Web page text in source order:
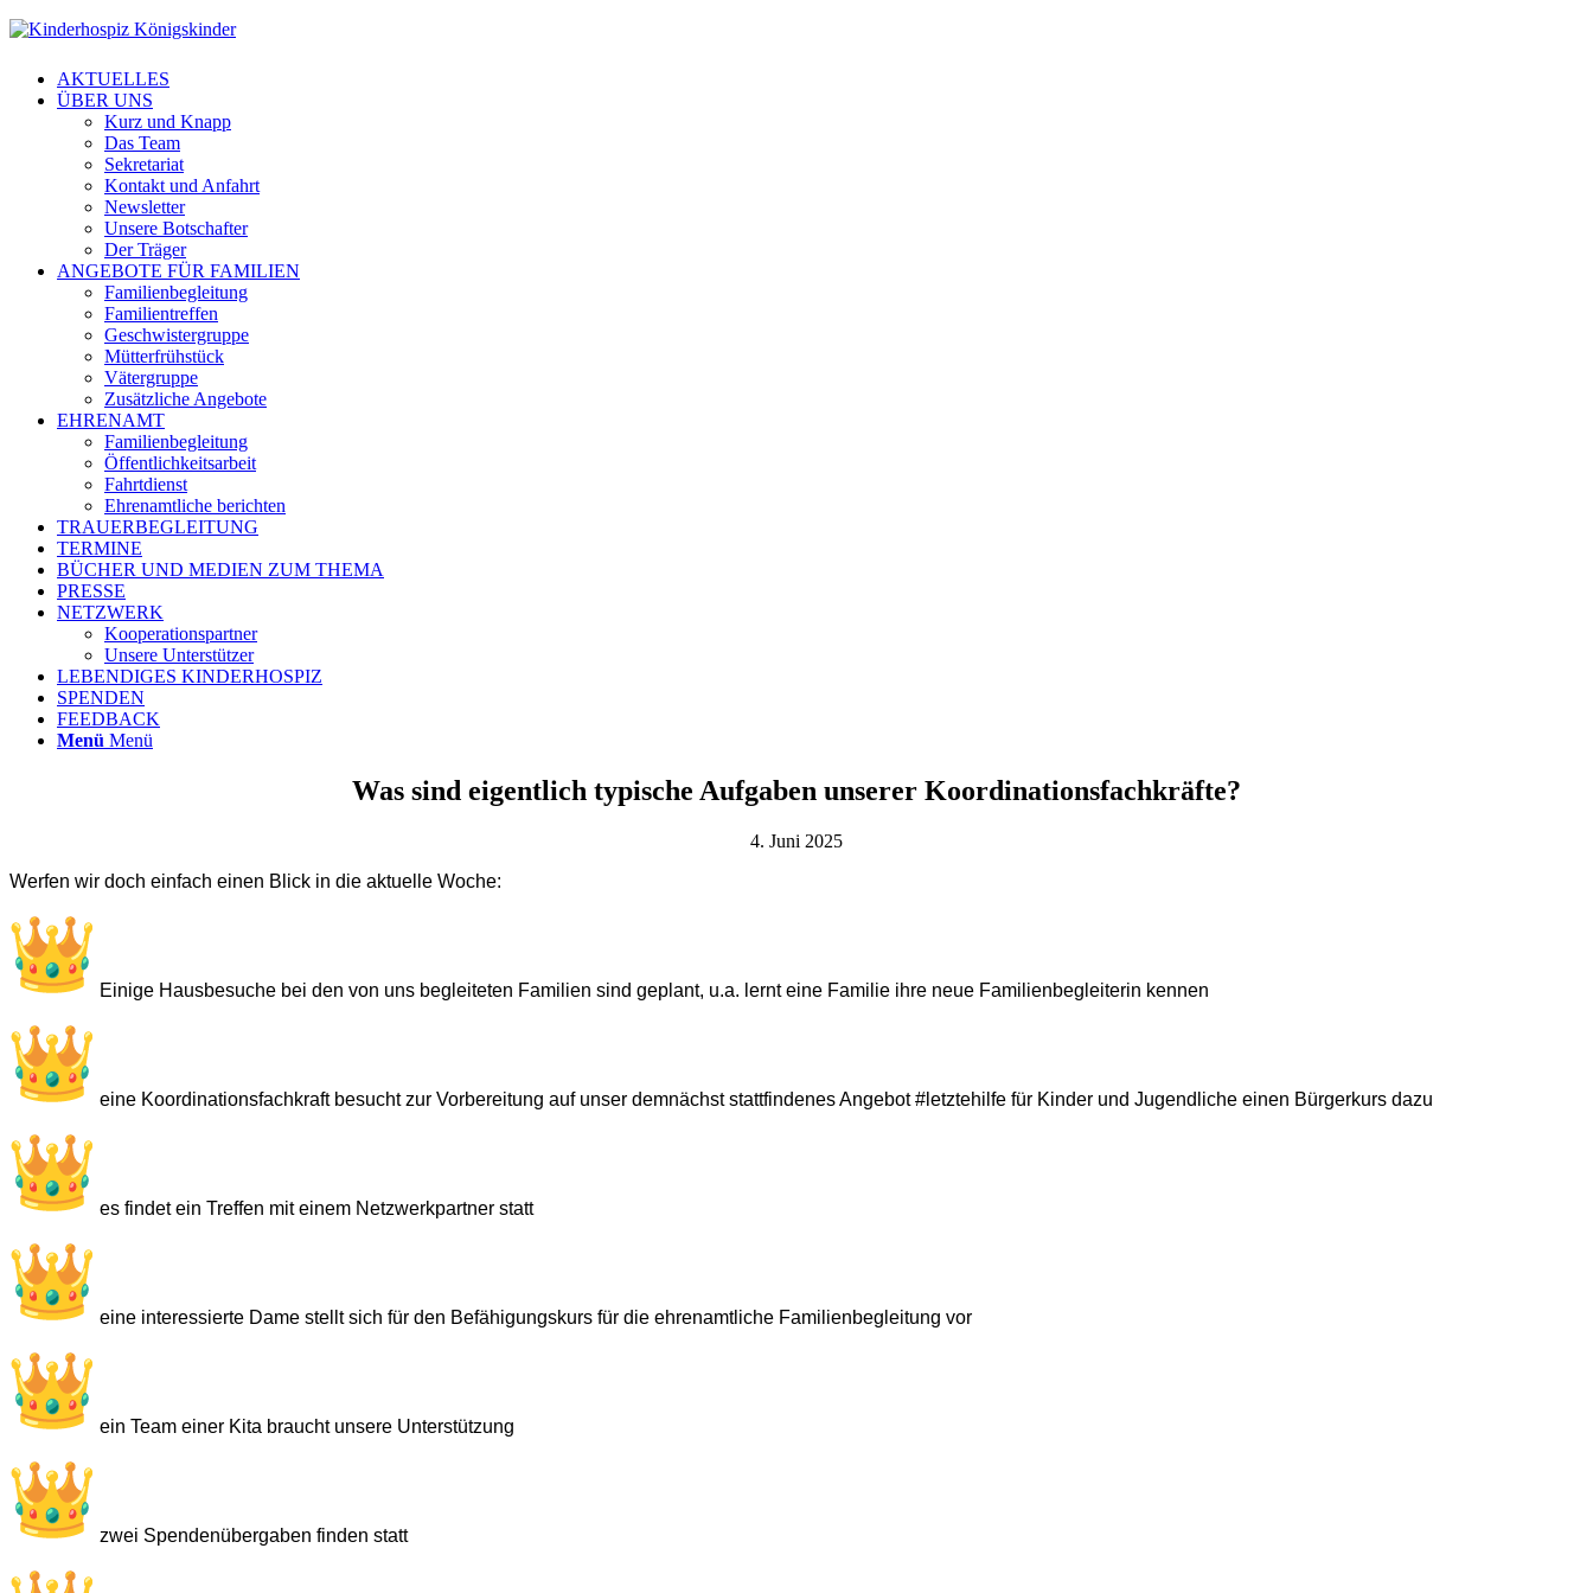
AKTUELLES
ÜBER UNS
Kurz und Knapp
Das Team
Sekretariat
Kontakt und Anfahrt
Newsletter
Unsere Botschafter
Der Träger
ANGEBOTE FÜR FAMILIEN
Familienbegleitung
Familientreffen
Geschwistergruppe
Mütterfrühstück
Vätergruppe
Zusätzliche Angebote
EHRENAMT
Familienbegleitung
Öffentlichkeitsarbeit
Fahrtdienst
Ehrenamtliche berichten
TRAUERBEGLEITUNG
TERMINE
BÜCHER UND MEDIEN ZUM THEMA
PRESSE
NETZWERK
Kooperationspartner
Unsere Unterstützer
LEBENDIGES KINDERHOSPIZ
SPENDEN
FEEDBACK
Menü Menü
Was sind eigentlich typische Aufgaben unserer Koordinationsfachkräfte?
4. Juni 2025
Werfen wir doch einfach einen Blick in die aktuelle Woche:
Einige Hausbesuche bei den von uns begleiteten Familien sind geplant, u.a. lernt eine Familie ihre neue Familienbegleiterin kennen
eine Koordinationsfachkraft besucht zur Vorbereitung auf unser demnächst stattfindenes Angebot #letztehilfe für Kinder und Jugendliche einen Bürgerkurs dazu
es findet ein Treffen mit einem Netzwerkpartner statt
eine interessierte Dame stellt sich für den Befähigungskurs für die ehrenamtliche Familienbegleitung vor
ein Team einer Kita braucht unsere Unterstützung
zwei Spendenübergaben finden statt